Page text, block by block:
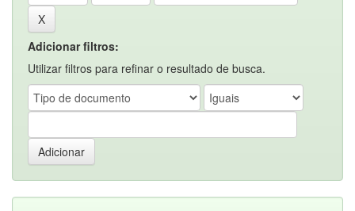
Adicionar filtros:
Utilizar filtros para refinar o resultado de busca.